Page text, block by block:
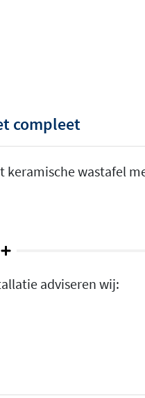
compleet
wastafel
adviseren wij: